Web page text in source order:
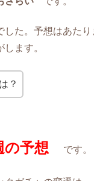
した。予想はあた
ます。
？
の予想 です。